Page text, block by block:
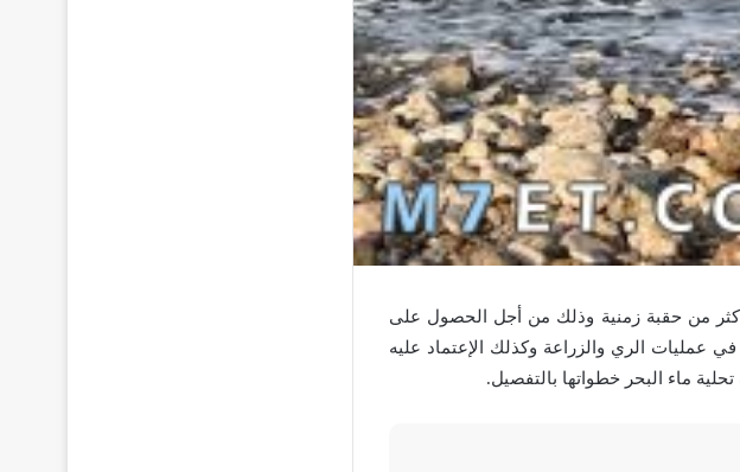
أكثر من حقبة زمنية وذلك من أجل الحصول على
الري والزراعة وكذلك الإعتماد عليه
ماء البحر خطواتها بالتفصيل.